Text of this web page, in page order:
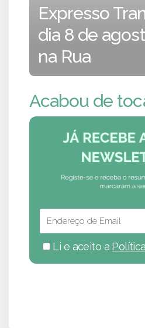
Expresso
dia 8 de
na Rua
Acabou de
Li e aceito a